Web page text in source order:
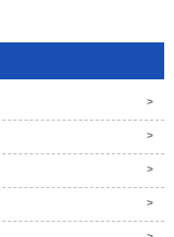
>
>
>
>